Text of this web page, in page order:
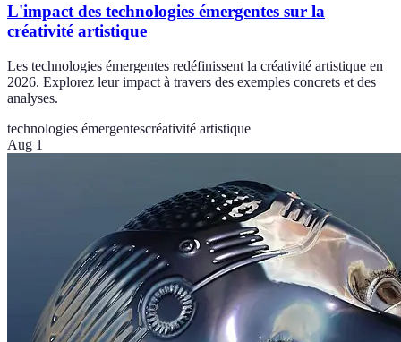
L'impact des technologies émergentes sur la
créativité artistique
Les technologies émergentes redéfinissent la créativité artistique en
2026. Explorez leur impact à travers des exemples concrets et des
analyses.
technologies émergentescréativité artistique
Aug 1